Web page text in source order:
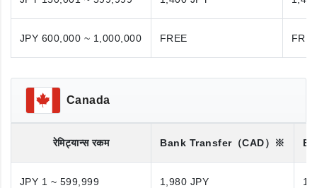
JPY 600,000 ~ 1,000,000 FREE
Canada
रेमिट्यान्स रकम Bank Transfer（CAD）※
JPY 1 ~ 599,999 1,980 JPY